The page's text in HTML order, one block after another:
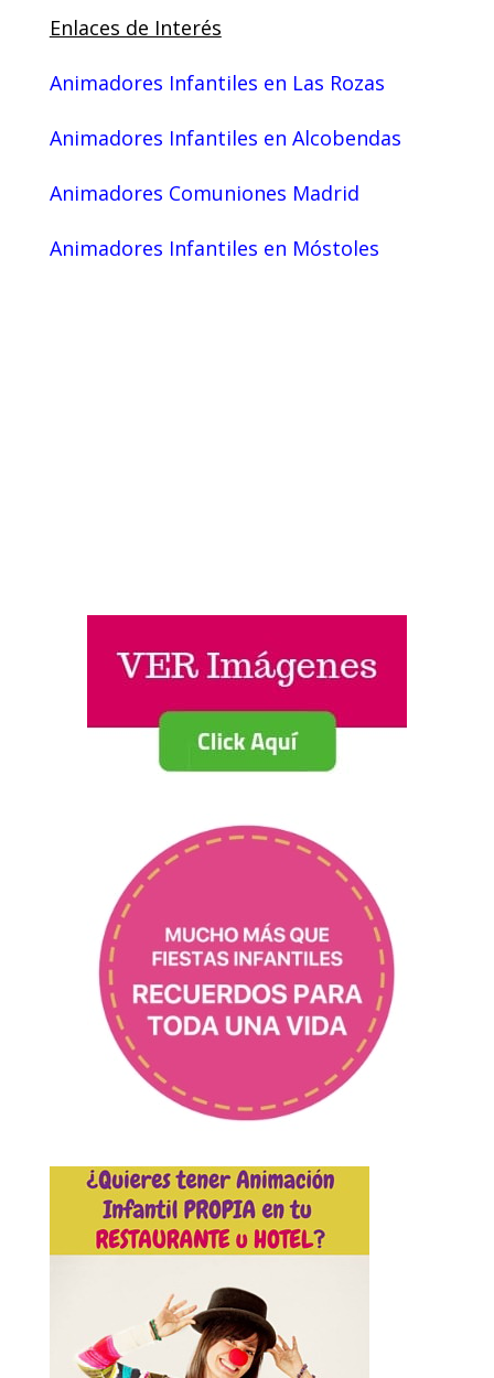
Enlaces de Interés
Animadores Infantiles en Las Rozas
Animadores Infantiles en Alcobendas
Animadores Comuniones Madrid
Animadores Infantiles en Móstoles